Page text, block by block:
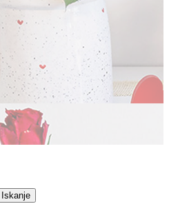
Iskanje